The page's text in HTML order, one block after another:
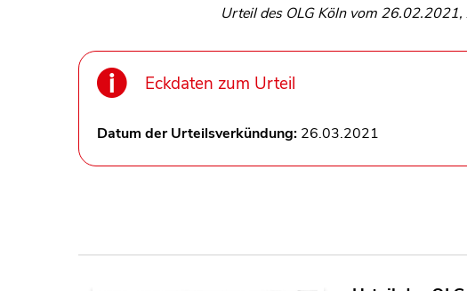
Urteil des OLG Köln vom
Eckdaten zum Urteil
Datum der Urteilsverkündung: 26.03.2021